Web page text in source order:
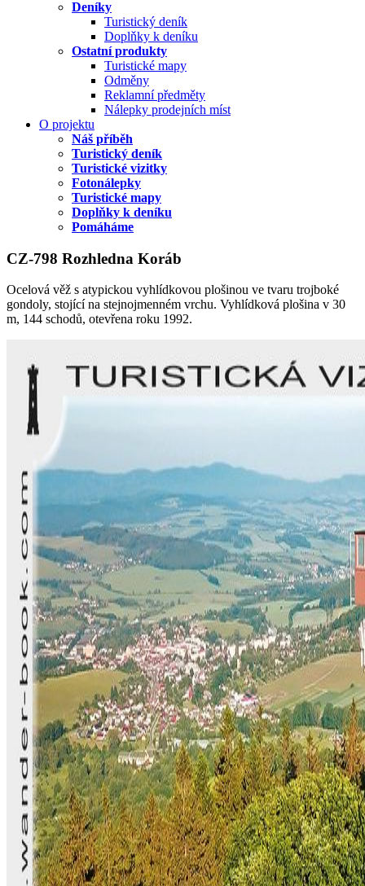
Deníky
Turistický deník
Doplňky k deníku
Ostatní produkty
Turistické mapy
Odměny
Reklamní předměty
Nálepky prodejních míst
O projektu
Náš příběh
Turistický deník
Turistické vizitky
Fotonálepky
Turistické mapy
Doplňky k deníku
Pomáháme
CZ-798 Rozhledna Koráb
Ocelová věž s atypickou vyhlídkovou plošinou ve tvaru trojboké
gondoly, stojící na stejnojmenném vrchu. Vyhlídková plošina v 30
m, 144 schodů, otevřena roku 1992.